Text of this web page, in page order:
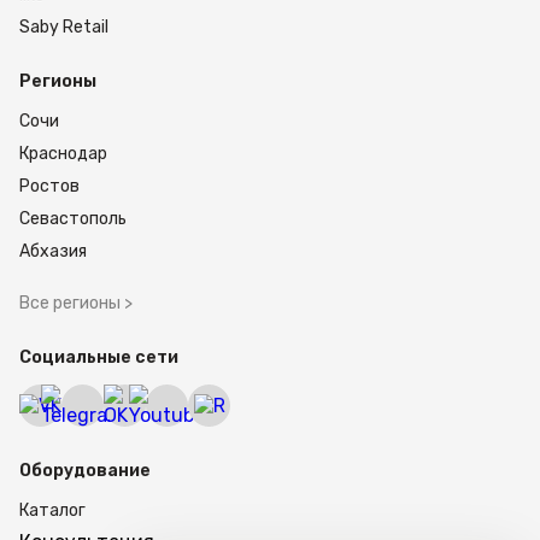
работа от сети и от аккумулятора 4В-4,5А,
звуковое и визуальное оповещение при
гарантия 2 года.
Корпус и платформа выполнены из пластика,
для защиты от влаги и пыли предусмотрена
защиту от коррозии за счет гальванизации.
Весы рассчитаны на эксплуатацию при
80% при 40 °C без конденсации. Это делает
модель удобной для стабильной работы в
Оформить заказ
Купить M-ER 326 AFU-6.01 "Post II" LCD (двойной
дисплей) можно как решение для фасовки,
порционного взвешивания, учета однотипных
товаров и точного контроля массы. Модель
Saby Retail
Регионы
Сочи
Краснодар
Ростов
Севастополь
Абхазия
Все регионы >
Социальные сети
Оборудование
Каталог